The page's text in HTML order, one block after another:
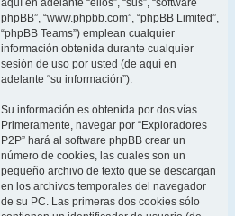
aquí en adelante “ellos”, “sus”, “software
phpBB”, “www.phpbb.com”, “phpBB Limited”,
“phpBB Teams”) emplean cualquier
información obtenida durante cualquier
sesión de uso por usted (de aquí en
adelante “su información”).
Su información es obtenida por dos vías.
Primeramente, navegar por “Exploradores
P2P” hará al software phpBB crear un
número de cookies, las cuales son un
pequeño archivo de texto que se descargan
en los archivos temporales del navegador
de su PC. Las primeras dos cookies sólo